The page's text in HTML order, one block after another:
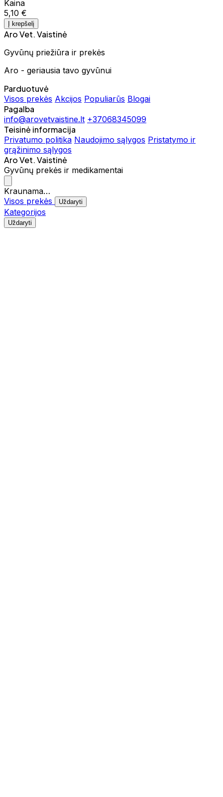
Kaina
5,10 €
Į krepšelį
Aro Vet. Vaistinė
Gyvūnų priežiūra ir prekės
Aro - geriausia tavo gyvūnui
Parduotuvė
Visos prekės Akcijos Populiarūs Blogai
Pagalba
info@arovetvaistine.lt +37068345099
Teisinė informacija
Privatumo politika Naudojimo sąlygos Pristatymo ir
grąžinimo sąlygos
Aro Vet. Vaistinė
Gyvūnų prekės ir medikamentai
Kraunama…
Visos prekės
Uždaryti
Kategorijos
Uždaryti